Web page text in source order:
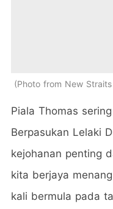
Photo from New
Piala Thomas
Berpasukan Lelaki
kejohanan penting
kita berjaya
kali bermula pada